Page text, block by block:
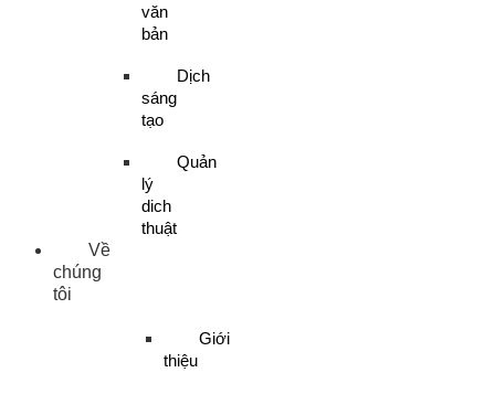
văn
bản
Dịch
sáng
tạo
Quản
lý
dich
thuật
Về
chúng
tôi
Giới
thiệu